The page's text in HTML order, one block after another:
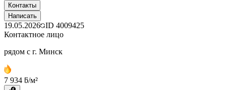
Контакты
Написать
19.05.2026 ID 4009425
Контактное лицо
рядом с г. Минск
7 934 ƃ/м²